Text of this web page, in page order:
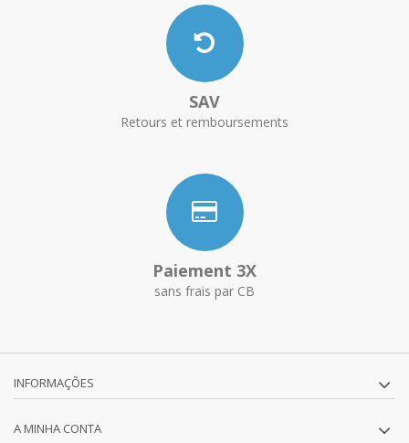
SAV
Retours et remboursements
Paiement 3X
sans frais par CB
INFORMAÇÕES
A MINHA CONTA